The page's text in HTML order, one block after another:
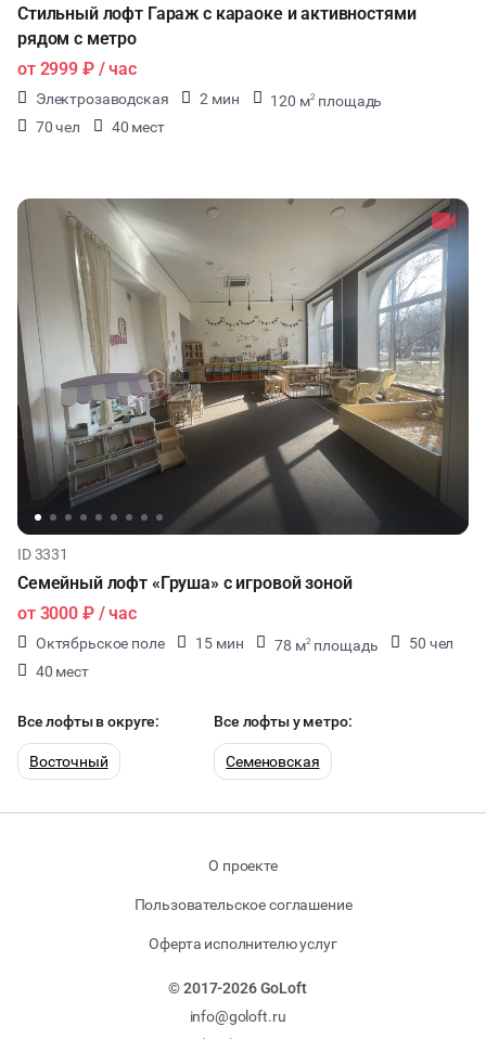
Стильный лофт Гараж с караоке и активностями
рядом с метро
от 2999 ₽/ час
Электрозаводская 2 мин 120 м2 площадь
70 чел
40 мест
ID 3331
Семейный лофт «Груша» с игровой зоной
от 3000 ₽/ час
Октябрьское поле 15 мин 78 м2 площадь
50 чел
40 мест
Все лофты в округе:
Восточный
Все лофты у метро:
Семеновская
О проекте
Пользовательское соглашение
Оферта исполнителю услуг
© 2017-2026 GoLoft
info@goloft.ru